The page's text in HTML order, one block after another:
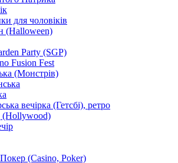
для чоловіків
(Halloween)
Party (SGP)
Fusion Fest
(Монстрів)
вечірка (Гетсбі), ретро
(Hollywood)
(Casino, Poker)